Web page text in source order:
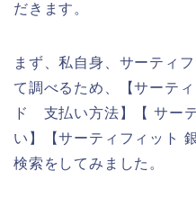
だきます。
まず、私自身、サーティ
て調べるため、【サーテ
ド 支払い方法】【 サー
い】【サーティフィット
検索をしてみました。